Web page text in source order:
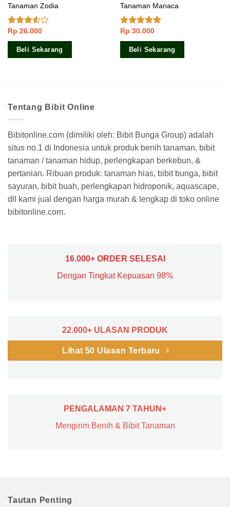
Tanaman Zodia
Dinilai
3.33
dari 5
Rp 26.000
Beli Sekarang
Tanaman Manaca
Dinilai5.00
dari 5
Rp 30.000
Beli Sekarang
Tentang Bibit Online
Bibitonline.com (dimiliki oleh: Bibit Bunga Group) adalah
situs no.1 di Indonesia untuk produk benih tanaman, bibit
tanaman / tanaman hidup, perlengkapan berkebun, &
pertanian. Ribuan produk: tanaman hias, bibit bunga, bibit
sayuran, bibit buah, perlengkapan hidroponik, aquascape,
dll kami jual dengan harga murah & lengkap di toko online
bibitonline.com.
16.000+ ORDER SELESAI
Dengan Tingkat Kepuasan 98%
22.000+ ULASAN PRODUK
Lihat 50 Ulasan Terbaru
PENGALAMAN 7 TAHUN+
Mengirim Benih & Bibit Tanaman
Tautan Penting